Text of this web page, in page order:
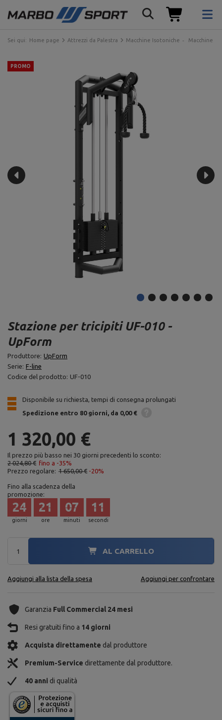
Sei qui: Home page Attrezzi da Palestra Macchine Isotoniche Macchine
PROMO
Stazione per tricipiti UF-010 -
UpForm
Produttore: UpForm
Serie: F-line
Codice del prodotto: UF-010
Disponibile su richiesta, tempi di consegna prolungati
Spedizione entro 80 giorni da 0,00 €
1 320,00 €
Il prezzo più basso nei 30 giorni precedenti lo sconto:
2 024,80 € fino a -35%
Prezzo regolare: 1 650,00 € -20%
Fino alla scadenza della
promozione:
giorni
24
ore
21
minuti
07
secondi
10
AL CARRELLO
Aggiungi alla lista della spesa Aggiungi per confrontare
Garanzia Full Commercial 24 mesi
Resi gratuiti fino a 14 giorni
Acquista direttamente dal produttore
Premium-Service direttamente dal produttore.
40 anni di qualità